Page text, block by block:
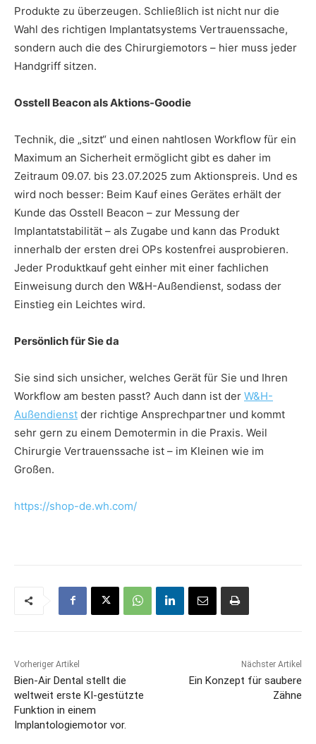
Produkte zu überzeugen. Schließlich ist nicht nur die
Wahl des richtigen Implantatsystems Vertrauenssache,
sondern auch die des Chirurgiemotors – hier muss jeder
Handgriff sitzen.
Osstell Beacon als Aktions-Goodie
Technik, die „sitzt“ und einen nahtlosen Workflow für ein
Maximum an Sicherheit ermöglicht gibt es daher im
Zeitraum 09.07. bis 23.07.2025 zum Aktionspreis. Und es
wird noch besser: Beim Kauf eines Gerätes erhält der
Kunde das Osstell Beacon – zur Messung der
Implantatstabilität – als Zugabe und kann das Produkt
innerhalb der ersten drei OPs kostenfrei ausprobieren.
Jeder Produktkauf geht einher mit einer fachlichen
Einweisung durch den W&H-Außendienst, sodass der
Einstieg ein Leichtes wird.
Persönlich für Sie da
Sie sind sich unsicher, welches Gerät für Sie und Ihren
Workflow am besten passt? Auch dann ist der W&H-
Außendienst der richtige Ansprechpartner und kommt
sehr gern zu einem Demotermin in die Praxis. Weil
Chirurgie Vertrauenssache ist – im Kleinen wie im
Großen.
https://shop-de.wh.com/
Vorheriger Artikel
Bien-Air Dental stellt die
weltweit erste KI-gestützte
Funktion in einem
Implantologiemotor vor.
Nächster Artikel
Ein Konzept für saubere
Zähne